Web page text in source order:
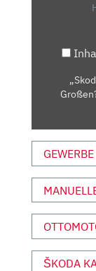
GROSSEN? –
UTO M
OTOR U
ND S
PORT“ V
OUTUBE A
NZEIGEN
GEWERBE
ŠKODA